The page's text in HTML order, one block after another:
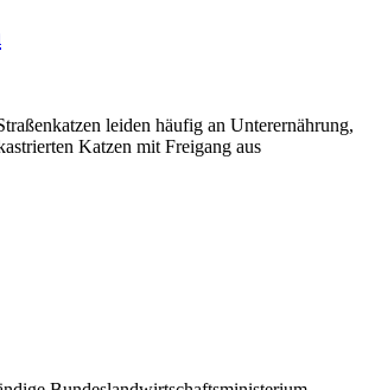
leiden häufig an Unterernährung,
Katzen mit Freigang aus